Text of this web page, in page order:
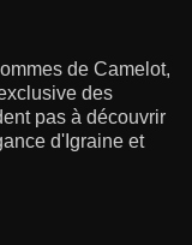
de Camelot,
des
pas à découvrir
d'Igraine et